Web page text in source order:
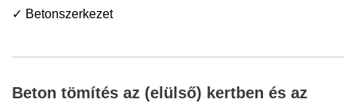
✓ Betonszerkezet
Beton tömítés az (elülső) kertben és az